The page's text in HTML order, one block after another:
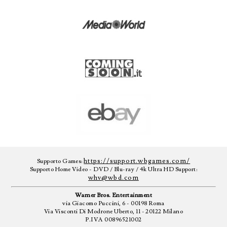
Supporto Games:https://support.wbgames.com/
Supporto Home Video - DVD / Blu-ray / 4k Ultra HD Support:
whv@wbd.com
Warner Bros. Entertainment
via Giacomo Puccini, 6 - 00198 Roma
Via Visconti Di Modrone Uberto, 11 - 20122 Milano
P.IVA 00896521002